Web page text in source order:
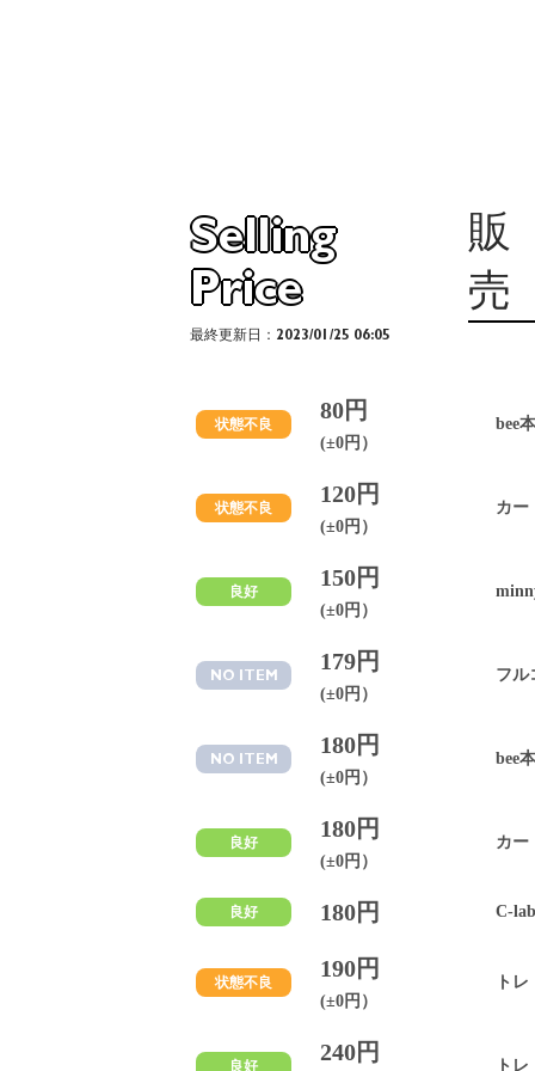
Selling
Price
販
売
最終更新日：2023/01/25 06:05
状態不良
80円
(±0円）
bee
状態不良
120円
(±0円）
カー
良好
150円
(±0円）
NO ITEM
179円
(±0円）
フル
NO ITEM
180円
(±0円）
bee
良好
180円
(±0円）
カー
良好 180円 C-
状態不良
190円
(±0円）
ト
良好
240円
ト